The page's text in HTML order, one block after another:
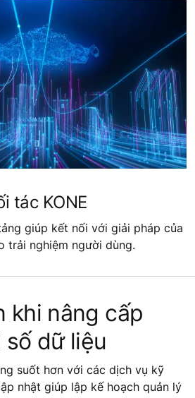
tác KONE
giúp kết nối với giải pháp của
trải nghiệm người dùng.
khi nâng cấp
dữ liệu
suốt hơn với các dịch vụ kỹ
nhật giúp lập kế hoạch quản lý